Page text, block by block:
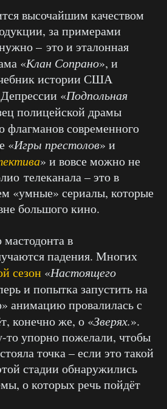
высочайшим качеством
за примерами
– это и эталонная
«Клан Сопрано», и
истории США
«Подпольная
полицейской драмы
флагманов современного
«Игры престолов» и
» и вовсе можно не
телеканала – это в
«умные» сериалы, которые
большого кино.
в
падения. Многих
сезон «Настоящего
и попытка запустить на
анимацию провалилась с
конечно же, о «Зверях.».
то упорно пожелали, чтобы
точка – если это такой
стадии обнаружились
о которых речь пойдёт